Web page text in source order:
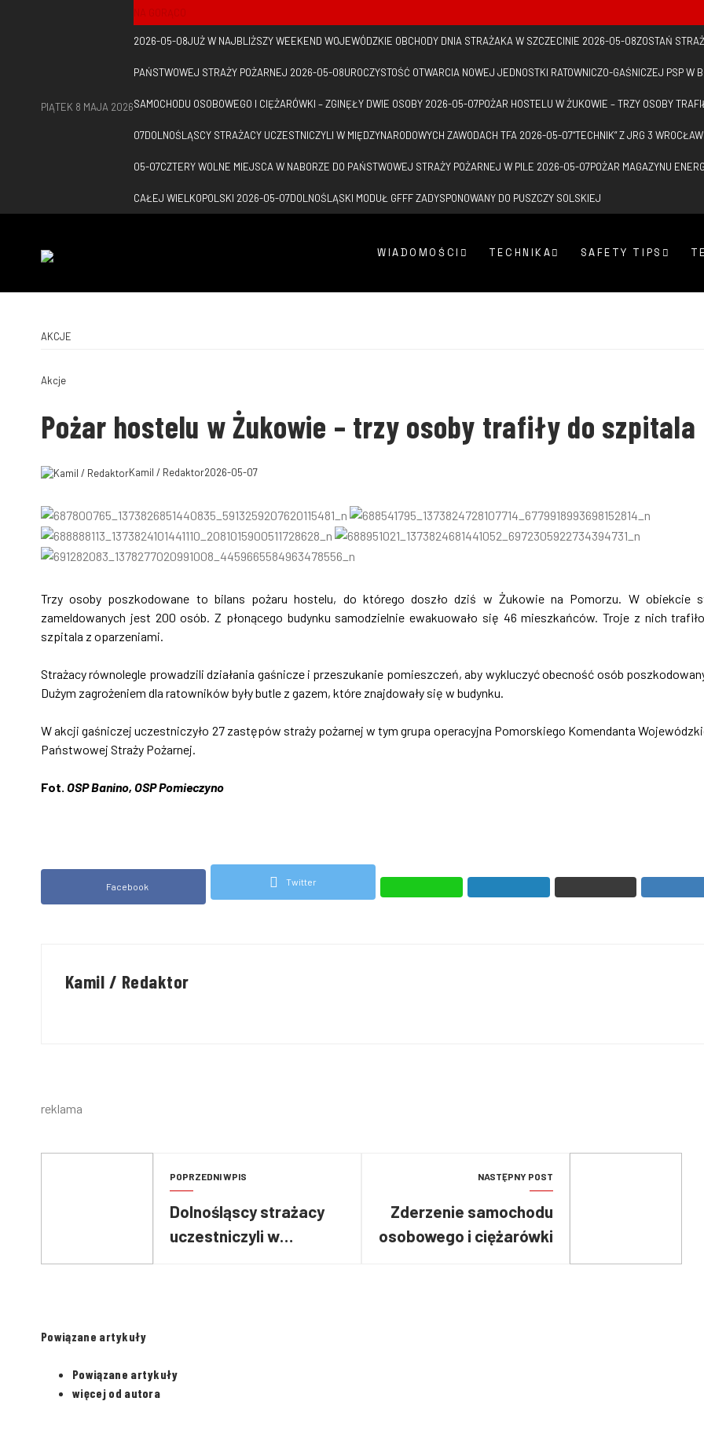
PIĄTEK 8 MAJA 2026
NA GORĄCO
2026-05-08JUŻ W NAJBLIŻSZY WEEKEND WOJEWÓDZKIE OBCHODY DNIA STRAŻAKA W SZCZECINIE 2026-05-08ZOSTAŃ
PAŃSTWOWEJ STRAŻY POŻARNEJ 2026-05-08UROCZYSTOŚĆ OTWARCIA NOWEJ JEDNOSTKI RATOWNICZO-GAŚNICZEJ PSP W
SAMOCHODU OSOBOWEGO I CIĘŻARÓWKI – ZGINĘŁY DWIE OSOBY 2026-05-07POŻAR HOSTELU W ŻUKOWIE – TRZY OSOBY
07DOLNOŚLĄSCY STRAŻACY UCZESTNICZYLI W MIĘDZYNARODOWYCH ZAWODACH TFA 2026-05-07“TECHNIK” Z JRG 3
05-07CZTERY WOLNE MIEJSCA W NABORZE DO PAŃSTWOWEJ STRAŻY POŻARNEJ W PILE 2026-05-07POŻAR MAGAZYNU
CAŁEJ WIELKOPOLSKI 2026-05-07DOLNOŚLĄSKI MODUŁ GFFF ZADYSPONOWANY DO PUSZCZY SOLSKIEJ
WIADOMOŚCI TECHNIKA SAFETY TIPS
AKCJE
Akcje
Pożar hostelu w Żukowie – trzy osoby trafiły do szpitala
Kamil / Redaktor2026-05-07
Trzy osoby poszkodowane to bilans pożaru hostelu, do którego doszło dziś w Żukowie na Pomorzu. W obiekcie
zameldowanych jest 200 osób. Z płonącego budynku samodzielnie ewakuowało się 46 mieszkańców. Troje z nich
szpitala z oparzeniami.
Strażacy równolegle prowadzili działania gaśnicze i przeszukanie pomieszczeń, aby wykluczyć obecność osób
Dużym zagrożeniem dla ratowników były butle z gazem, które znajdowały się w budynku.
W akcji gaśniczej uczestniczyło 27 zastępów straży pożarnej w tym grupa operacyjna Pomorskiego Komendanta
Państwowej Straży Pożarnej.
Fot. OSP Banino, OSP Pomieczyno
Facebook Twitter
Kamil / Redaktor
reklama
POPRZEDNI WPIS
Dolnośląscy strażacy
uczestniczyli w
NASTĘPNY POST
Zderzenie samochodu
osobowego i ciężarówki
Powiązane artykuły
Powiązane artykuły
więcej od autora